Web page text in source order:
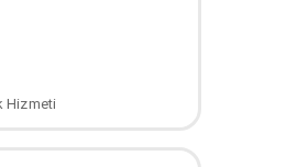
Hizmeti